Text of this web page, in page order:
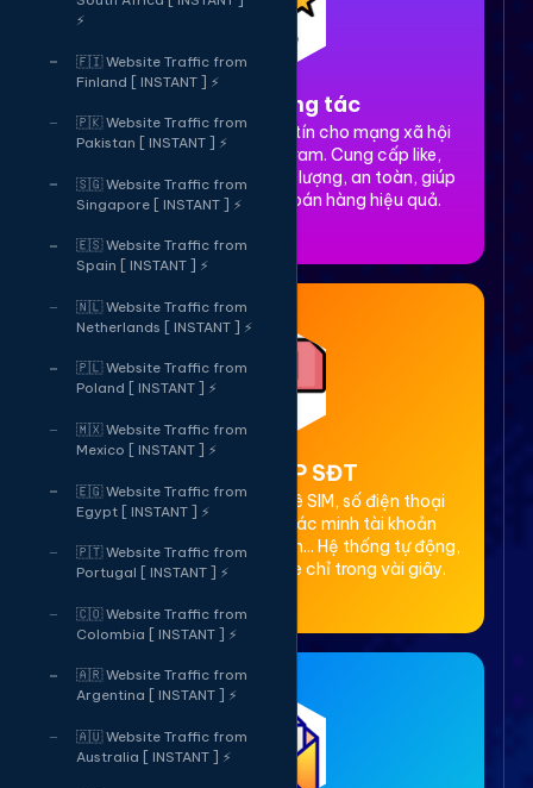
⚡
🇫🇮 Website Traffic from
Finland [ INSTANT ] ⚡
🇵🇰 Website Traffic from
Pakistan [ INSTANT ] ⚡
🇸🇬 Website Traffic from
Singapore [ INSTANT ] ⚡
🇪🇸 Website Traffic from
Spain [ INSTANT ] ⚡
🇳🇱 Website Traffic from
Netherlands [ INSTANT ] ⚡
🇵🇱 Website Traffic from
Poland [ INSTANT ] ⚡
🇲🇽 Website Traffic from
Mexico [ INSTANT ] ⚡
🇪🇬 Website Traffic from
Egypt [ INSTANT ] ⚡
🇵🇹 Website Traffic from
Portugal [ INSTANT ] ⚡
🇨🇴 Website Traffic from
Colombia [ INSTANT ] ⚡
🇦🇷 Website Traffic from
Argentina [ INSTANT ] ⚡
🇦🇺 Website Traffic from
Australia [ INSTANT ] ⚡
1. Tăng tương tác
Dịch vụ tăng tương tác uy tín cho mạng xã hội
Facebook, TikTok, Instagram. Cung cấp like,
share, comment, view chất lượng, an toàn, giúp
xây dựng thương hiệu và bán hàng hiệu quả.
2. Thuê OTP SĐT
Cung cấp dịch vụ cho thuê SIM, số điện thoại
(SĐT) để nhận mã OTP xác minh tài khoản
Facebook, Google, Telegram... Hệ thống tự động,
bảo mật, giá rẻ, nhận code chỉ trong vài giây.